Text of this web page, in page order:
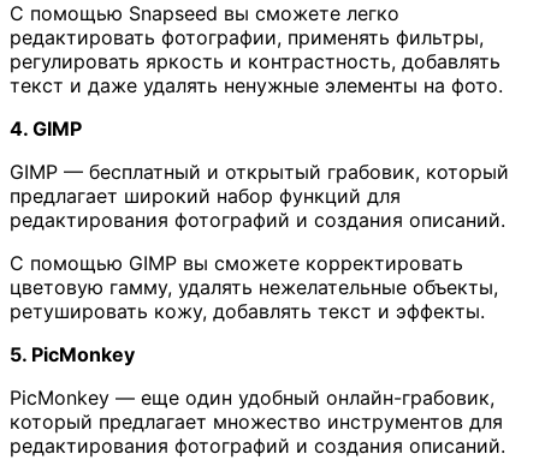
С помощью Snapseed вы сможете легко
редактировать фотографии, применять фильтры,
регулировать яркость и контрастность, добавлять
текст и даже удалять ненужные элементы на фото.
4. GIMP
GIMP — бесплатный и открытый грабовик, который
предлагает широкий набор функций для
редактирования фотографий и создания описаний.
С помощью GIMP вы сможете корректировать
цветовую гамму, удалять нежелательные объекты,
ретушировать кожу, добавлять текст и эффекты.
5. PicMonkey
PicMonkey — еще один удобный онлайн-грабовик,
который предлагает множество инструментов для
редактирования фотографий и создания описаний.